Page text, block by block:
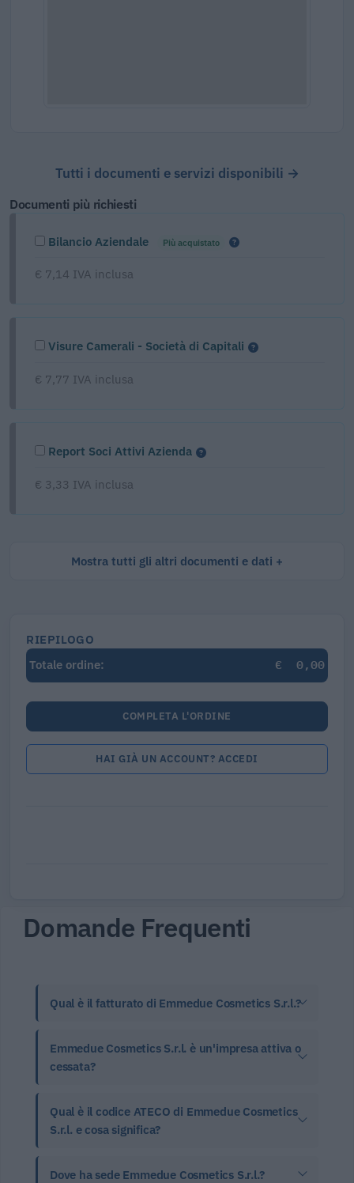
Tutti i documenti e servizi disponibili →
Documenti più richiesti
Bilancio Aziendale Più acquistato
€ 7,14 IVA inclusa
Visure Camerali - Società di Capitali
€ 7,77 IVA inclusa
Report Soci Attivi Azienda
€ 3,33 IVA inclusa
Mostra tutti gli altri documenti e dati
RIEPILOGO
Totale ordine:
€ 0,00
COMPLETA L'ORDINE
HAI GIÀ UN ACCOUNT? ACCEDI
Domande Frequenti
Qual è il fatturato di Emmedue Cosmetics S.r.l.?
Emmedue Cosmetics S.r.l. è un'impresa attiva o
cessata?
Qual è il codice ATECO di Emmedue Cosmetics
S.r.l. e cosa significa?
Dove ha sede Emmedue Cosmetics S.r.l.?